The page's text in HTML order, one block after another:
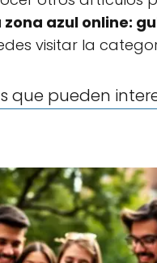
azul online:
visitar la
que pueden